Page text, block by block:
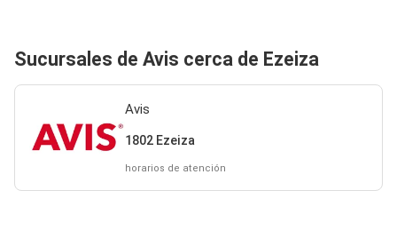
Sucursales de Avis cerca de Ezeiza
Avis
1802 Ezeiza
horarios de atención